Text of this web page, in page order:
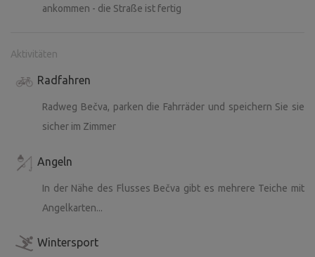
ankommen - die Straße ist fertig
Aktivitäten
Radfahren
Radweg Bečva, parken die Fahrräder und speichern Sie sie
sicher im Zimmer
Angeln
In der Nähe des Flusses Bečva gibt es mehrere Teiche mit
Angelkarten...
Wintersport